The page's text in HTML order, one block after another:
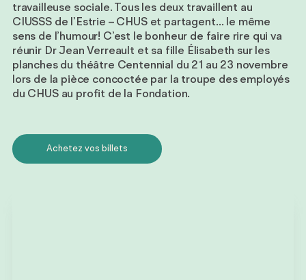
travailleuse sociale. Tous les deux travaillent au
CIUSSS de l’Estrie – CHUS et partagent… le même
sens de l’humour! C’est le bonheur de faire rire qui va
réunir Dr Jean Verreault et sa fille Élisabeth sur les
planches du théâtre Centennial du 21 au 23 novembre
lors de la pièce concoctée par la troupe des employés
du CHUS au profit de la Fondation.
Achetez vos billets